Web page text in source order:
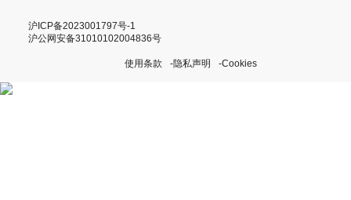
沪ICP备2023001797号-1
沪公网安备31010102004836号
使用条款 隐私声明 Cookies